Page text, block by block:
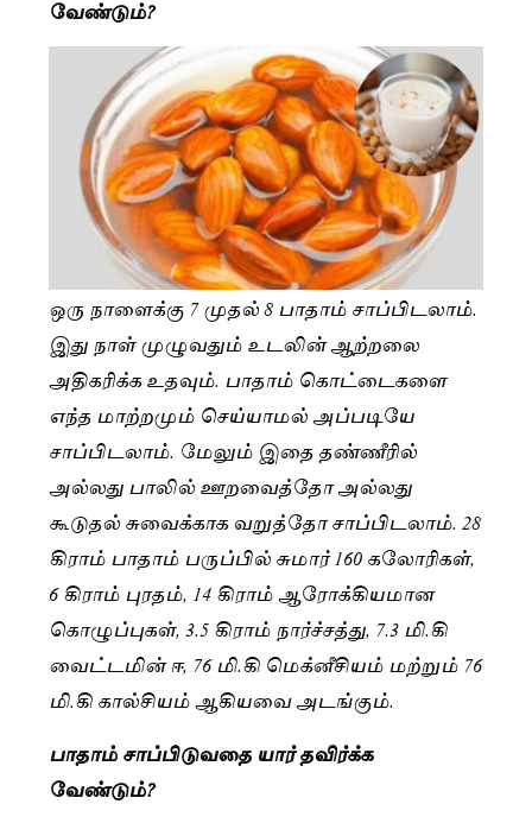
வேண்டும்?
ஒரு நாளைக்கு 7 முதல் 8 பாதாம் சாப்பிடலாம்.
இது நாள் முழுவதும் உடலின் ஆற்றலை
அதிகரிக்க உதவும். பாதாம் கொட்டைகளை
எந்த மாற்றமும் செய்யாமல் அப்படியே
சாப்பிடலாம். மேலும் இதை தண்ணீரில்
அல்லது பாலில் ஊறவைத்தோ அல்லது
கூடுதல் சுவைக்காக வறுத்தோ சாப்பிடலாம். 28
கிராம் பாதாம் பருப்பில் சுமார் 160 கலோரிகள்,
6 கிராம் புரதம், 14 கிராம் ஆரோக்கியமான
கொழுப்புகள், 3.5 கிராம் நார்ச்சத்து, 7.3 மி.கி
வைட்டமின் ஈ, 76 மி.கி மெக்னீசியம் மற்றும் 76
மி.கி கால்சியம் ஆகியவை அடங்கும்.
பாதாம் சாப்பிடுவதை யார் தவிர்க்க
வேண்டும்?